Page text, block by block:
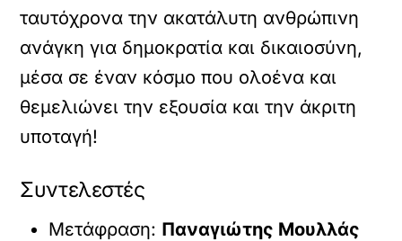
ταυτόχρονα την ακατάλυτη ανθρώπινη
ανάγκη για δημοκρατία και δικαιοσύνη,
μέσα σε έναν κόσμο που ολοένα και
θεμελιώνει την εξουσία και την άκριτη
υποταγή!
Συντελεστές
Μετάφραση: Παναγιώτης Μουλλάς